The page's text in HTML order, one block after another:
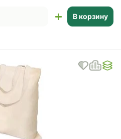
В корзину